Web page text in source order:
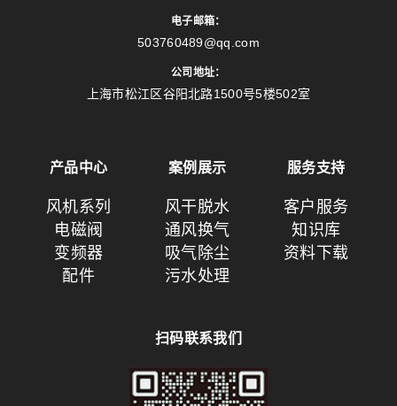
电子邮箱：
503760489@qq.com
公司地址：
上海市松江区谷阳北路1500号5楼502室
产品中心
风机系列
电磁阀
变频器
配件
案例展示
风干脱水
通风换气
吸气除尘
污水处理
服务支持
客户服务
知识库
资料下载
扫码联系我们